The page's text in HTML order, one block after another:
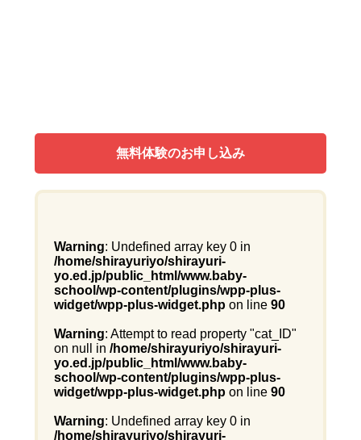
無料体験のお申し込み
Warning: Undefined array key 0 in
/home/shirayuriyo/shirayuri-
yo.ed.jp/public_html/www.baby-
school/wp-content/plugins/wpp-plus-
widget/wpp-plus-widget.phpon line 90
Warning: Attempt to read property "cat_ID"
on null in /home/shirayuriyo/shirayuri-
yo.ed.jp/public_html/www.baby-
school/wp-content/plugins/wpp-plus-
widget/wpp-plus-widget.phpon line 90
Warning: Undefined array key 0 in
/home/shirayuriyo/shirayuri-